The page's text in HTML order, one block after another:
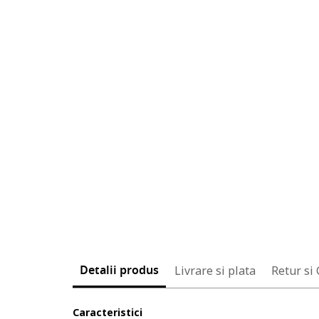
Detalii produs Livrare si plata Retur si
Caracteristici